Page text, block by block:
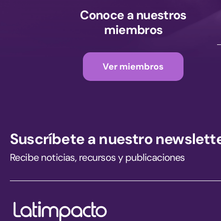
Conoce a nuestros
miembros
Ver miembros
Suscríbete a nuestro
Recibe noticias, recursos y publicaciones